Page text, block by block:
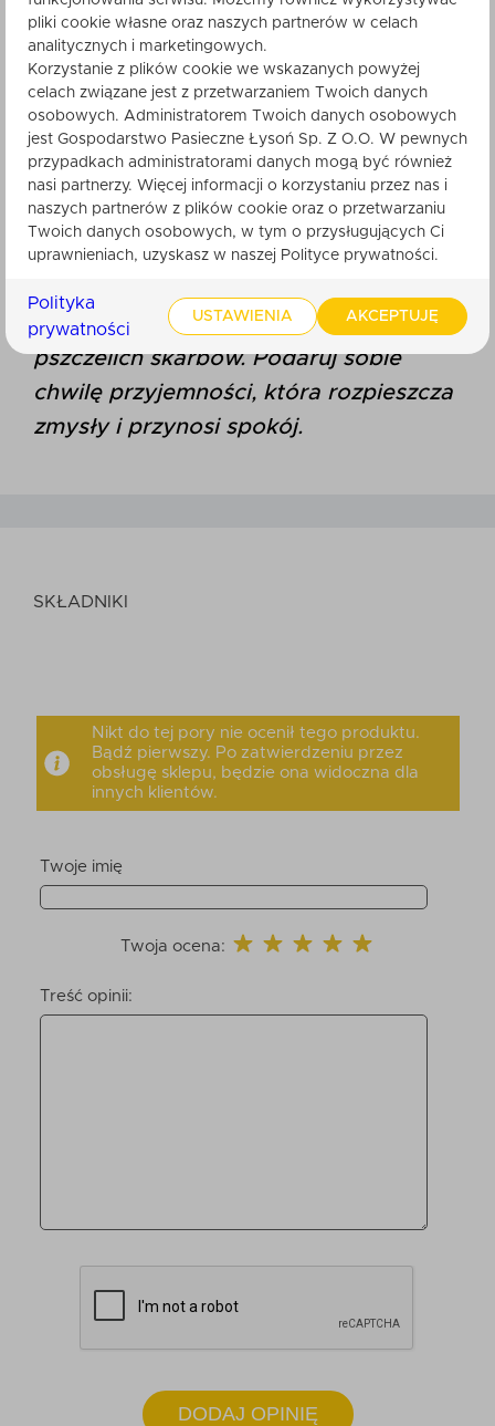
naturalne opakowanie, które idealnie
komponuje się z zawartością. Łubianka
podkreśla rustykalny charakter zestawu,
sprawiając, że jest on doskonałym
pomysłem na prezent – zarówno dla
siebie, jak i bliskiej osoby.
Zestaw "Miodowa Rozkosz" to
połączenie przyjemności smaku, ciepła
i naturalnych aromatów, które
przeniosą Cię prosto do świata
pszczelich skarbów. Podaruj sobie
chwilę przyjemności, która rozpieszcza
zmysły i przynosi spokój.
SKŁADNIKI
Nikt do tej pory nie ocenił tego produktu.
Bądź pierwszy. Po zatwierdzeniu przez
obsługę sklepu, będzie ona widoczna dla
innych klientów.
Twoje imię
Twoja ocena:
Treść opinii:
DODAJ OPINIĘ
pliki cookie własne oraz naszych partnerów w celach
analitycznych i marketingowych.
Korzystanie z plików cookie we wskazanych powyżej
celach związane jest z przetwarzaniem Twoich danych
osobowych. Administratorem Twoich danych osobowych
jest Gospodarstwo Pasieczne Łysoń Sp. Z O.O. W pewnych
przypadkach administratorami danych mogą być również
nasi partnerzy. Więcej informacji o korzystaniu przez nas i
naszych partnerów z plików cookie oraz o przetwarzaniu
Twoich danych osobowych, w tym o przysługujących Ci
uprawnieniach, uzyskasz w naszej Polityce prywatności.
Polityka
prywatności
USTAWIENIA AKCEPTUJĘ